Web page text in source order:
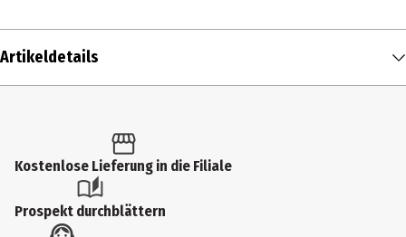
Artikeldetails
Produkttyp
Artikelnummer des Herstellers
Kostenlose Lieferung in die Filiale
Prospekt durchblättern